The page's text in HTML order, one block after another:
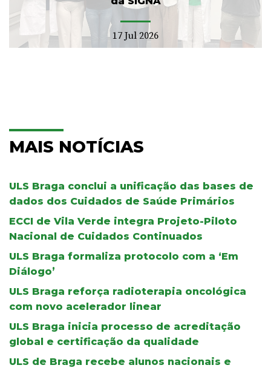
17 Jul 2026
MAIS NOTÍCIAS
ULS Braga conclui a unificação das bases de
dados dos Cuidados de Saúde Primários
ECCI de Vila Verde integra Projeto-Piloto
Nacional de Cuidados Continuados
ULS Braga formaliza protocolo com a ‘Em
Diálogo’
ULS Braga reforça radioterapia oncológica
com novo acelerador linear
ULS Braga inicia processo de acreditação
global e certificação da qualidade
ULS de Braga recebe alunos nacionais e